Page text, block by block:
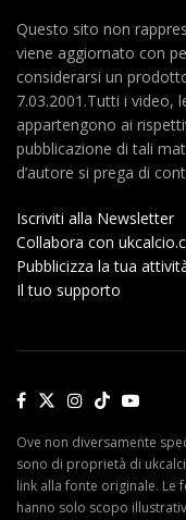
Questo sito non
viene aggiornato con
considerarsi un
7.03.2001.Tutti i video,
appartengono ai
pubblicazione di tali
d’autore si prega di
Iscriviti alla Newsletter
Collabora con
Pubblicizza la tua
Il tuo supporto
Ove non diversamente
sono di proprietà di
link alla fonte originale.
hanno solo scopo